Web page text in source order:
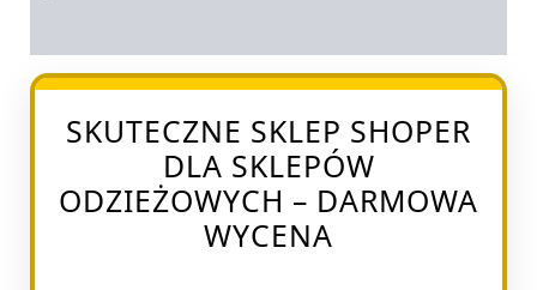
SKUTECZNE SKLEP SHOPER
DLA SKLEPÓW
ODZIEŻOWYCH – DARMOWA
WYCENA